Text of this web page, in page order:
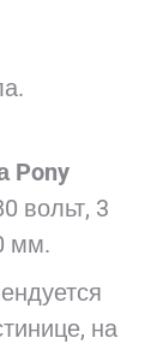
Pony
вольт, 3
мм.
на